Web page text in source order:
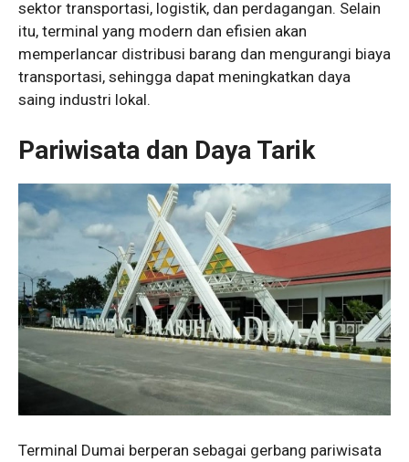
sektor transportasi, logistik, dan perdagangan. Selain
itu, terminal yang modern dan efisien akan
memperlancar distribusi barang dan mengurangi biaya
transportasi, sehingga dapat meningkatkan daya
saing industri lokal.
Pariwisata dan Daya Tarik
Terminal Dumai berperan sebagai gerbang pariwisata